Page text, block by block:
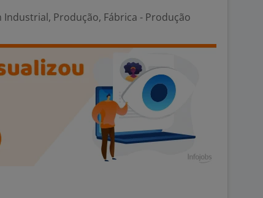
Industrial, Produção, Fábrica - Produção